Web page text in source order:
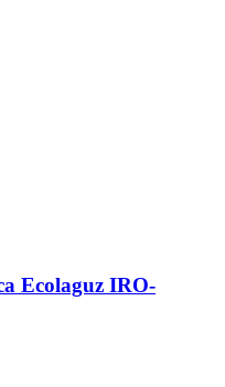
Ecolaguz IRO-